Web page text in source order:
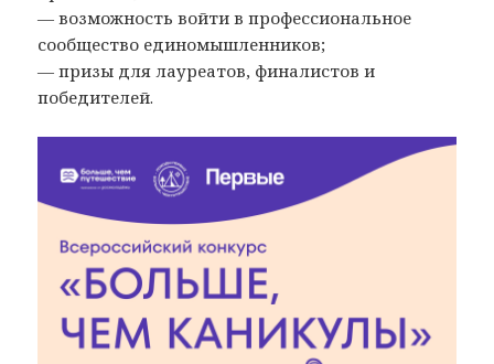
— возможность войти в профессиональное
сообщество единомышленников;
— призы для лауреатов, финалистов и
победителей.